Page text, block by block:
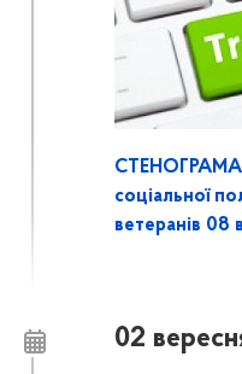
СТЕНОГРАМА
соціальної
ветеранів 08
02